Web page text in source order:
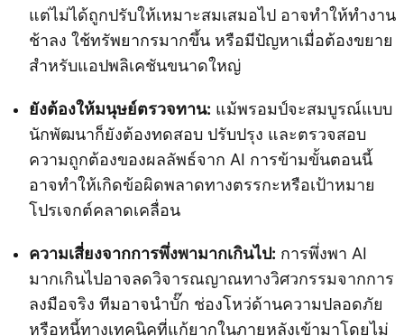
แต่ไม่ได้ถูกปรับให้เหมาะสมเสมอไป อาจทำให้ทำงาน
ช้าลง ใช้ทรัพยากรมากขึ้น หรือมีปัญหาเมื่อต้องขยาย
สำหรับแอปพลิเคชันขนาดใหญ่
ยังต้องให้มนุษย์ตรวจทาน: แม้พรอมป์จะสมบูรณ์แบบ
นักพัฒนาก็ยังต้องทดสอบ ปรับปรุง และตรวจสอบ
ความถูกต้องของผลลัพธ์จาก AI การข้ามขั้นตอนนี้
อาจทำให้เกิดข้อผิดพลาดทางตรรกะหรือเป้าหมาย
โปรเจกต์คลาดเคลื่อน
ความเสี่ยงจากการพึ่งพามากเกินไป: การพึ่งพา AI
มากเกินไปอาจลดวิจารณญาณทางวิศวกรรมจากการ
ลงมือจริง ทีมอาจนำบั๊ก ช่องโหว่ด้านความปลอดภัย
หรือหนี้ทางเทคนิคที่แก้ยากในภายหลังเข้ามาโดยไม่